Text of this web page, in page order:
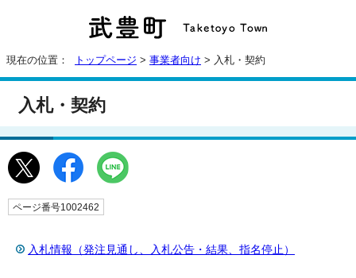
現在の位置： トップページ > 事業者向け > 入札・契約
入札・契約
ページ番号1002462
入札情報（発注見通し、入札公告・結果、指名停止）